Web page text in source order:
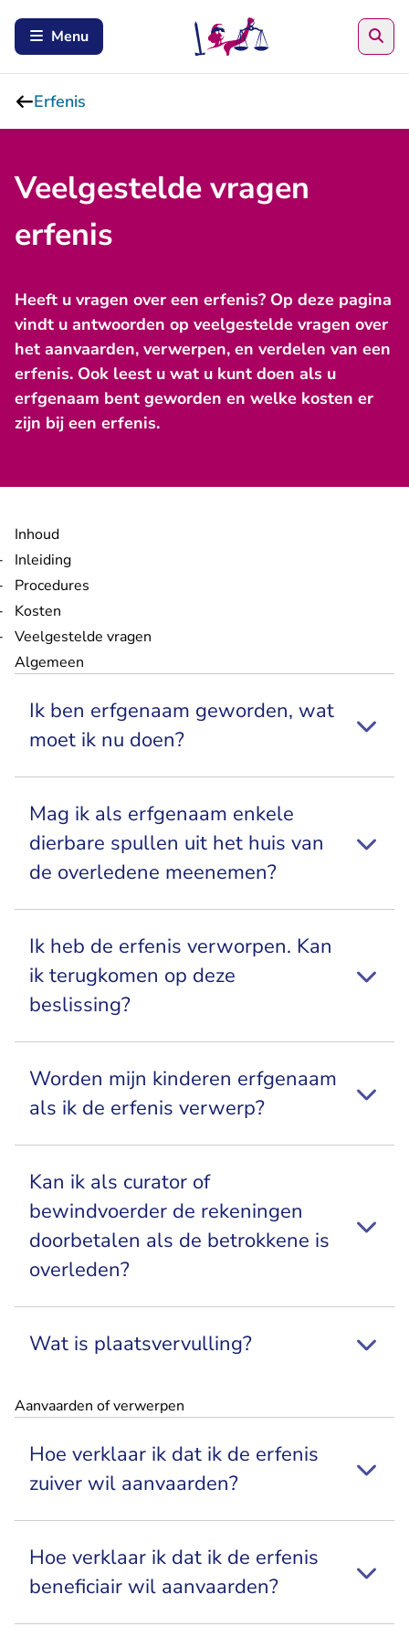
Menu
Erfenis
Veelgestelde vragen
erfenis
Heeft u vragen over een erfenis? Op deze pagina
vindt u antwoorden op veelgestelde vragen over
het aanvaarden, verwerpen, en verdelen van een
erfenis. Ook leest u wat u kunt doen als u
erfgenaam bent geworden en welke kosten er
zijn bij een erfenis.
Inhoud
Inleiding
Procedures
Kosten
Veelgestelde vragen
Algemeen
Ik ben erfgenaam geworden, wat
moet ik nu doen?
Mag ik als erfgenaam enkele
dierbare spullen uit het huis van
de overledene meenemen?
Ik heb de erfenis verworpen. Kan
ik terugkomen op deze
beslissing?
Worden mijn kinderen erfgenaam
als ik de erfenis verwerp?
Kan ik als curator of
bewindvoerder de rekeningen
doorbetalen als de betrokkene is
overleden?
Wat is plaatsvervulling?
Aanvaarden of verwerpen
Hoe verklaar ik dat ik de erfenis
zuiver wil aanvaarden?
Hoe verklaar ik dat ik de erfenis
beneficiair wil aanvaarden?